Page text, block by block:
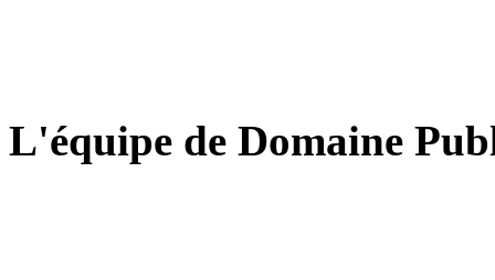
L'équipe de Domaine